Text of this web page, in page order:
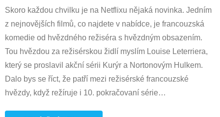
Skoro každou chvilku je na Netflixu nějaká novinka. Jedním
z nejnovějších filmů, co najdete v nabídce, je francouzská
komedie od hvězdného režiséra s hvězdným obsazením.
Tou hvězdou za režisérskou židlí myslím Louise Leterriera,
který se proslavil akční sérii Kurýr a Nortonovým Hulkem.
Dalo bys se říct, že patří mezi režisérské francouzské
hvězdy, když režíruje i 10. pokračovaní série…